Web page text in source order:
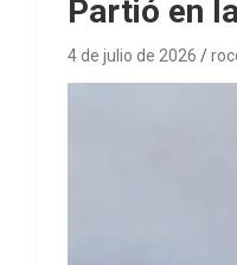
Partió en
4 de julio de 2026